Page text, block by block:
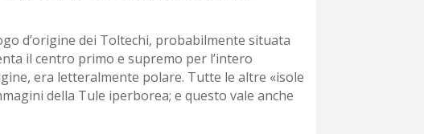
d’origine dei Toltechi, probabilmente situata
il centro primo e supremo per l’intero
era letteralmente polare. Tutte le altre «isole
della Tule iperborea; e questo vale anche